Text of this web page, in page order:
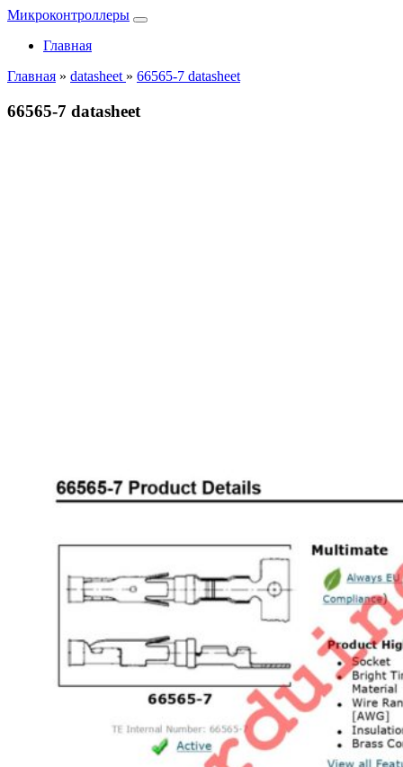
Микроконтроллеры
Главная
Главная » datasheet » 66565-7 datasheet
66565-7 datasheet